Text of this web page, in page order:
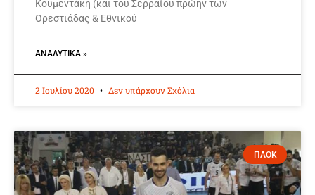
Κουμεντάκη (και του Σερραίου πρώην των
Ορεστιάδας & Εθνικού
ΑΝΑΛΥΤΙΚΆ »
2 Ιουλίου 2020 Δεν υπάρχουν Σχόλια
ΠΑΟΚ